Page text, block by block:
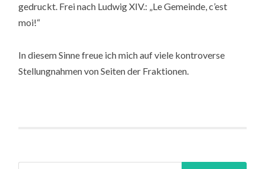
gedruckt. Frei nach Ludwig XIV.: „Le Gemeinde, c’est
moi!“
In diesem Sinne freue ich mich auf viele kontroverse
Stellungnahmen von Seiten der Fraktionen.